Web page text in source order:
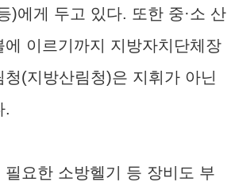
)에게 두고 있다. 또한 중·소 산
에 이르기까지 지방자치단체장
청(지방산림청)은 지휘가 아닌
.
필요한 소방헬기 등 장비도 부